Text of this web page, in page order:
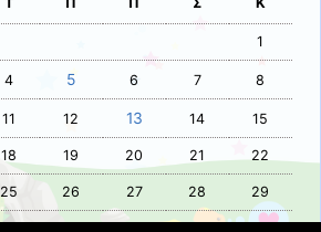
1
4 5 6 7 8
11 12 13 14 15
18 19 20 21 22
25 26 27 28 29